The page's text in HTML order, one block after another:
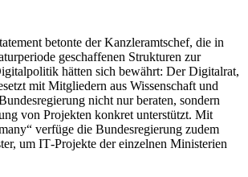
betonte der Kanzleramtschef, die in
geschaffenen Strukturen zur
hätten sich bewährt: Der Digitalrat,
mit Mitgliedern aus Wissenschaft und
nicht nur beraten, sondern
von Projekten konkret unterstützt. Mit
“ verfüge die Bundesregierung zudem
um IT-Projekte der einzelnen Ministerien